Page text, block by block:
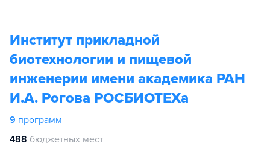
Институт прикладной
биотехнологии и пищевой
инженерии имени академика РАН
И.А. Рогова РОСБИОТЕХа
9 программ
488 бюджетных мест